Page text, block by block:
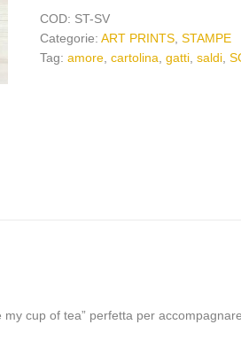
stampa
A5
quantità
COD: ST-SV
Categorie: ART PRINTS, STAMPE
Tag: amore, cartolina gatti, saldi,
my cup of tea” perfetta per